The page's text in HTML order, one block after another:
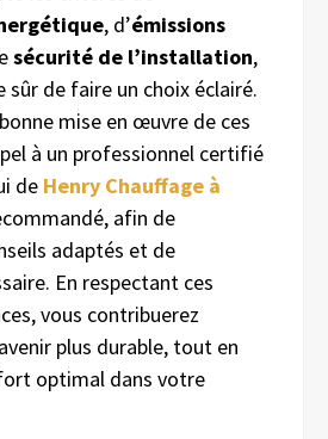
, d’émissions
sécurité de l’installation,
sûr de faire un choix éclairé.
mise en œuvre de ces
à un professionnel certifié
de Henry Chauffage à
afin de
adaptés et de
En respectant ces
vous contribuerez
plus durable, tout en
optimal dans votre